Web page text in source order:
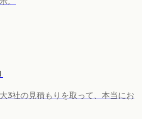
3社の見積もりを取って、本当にお